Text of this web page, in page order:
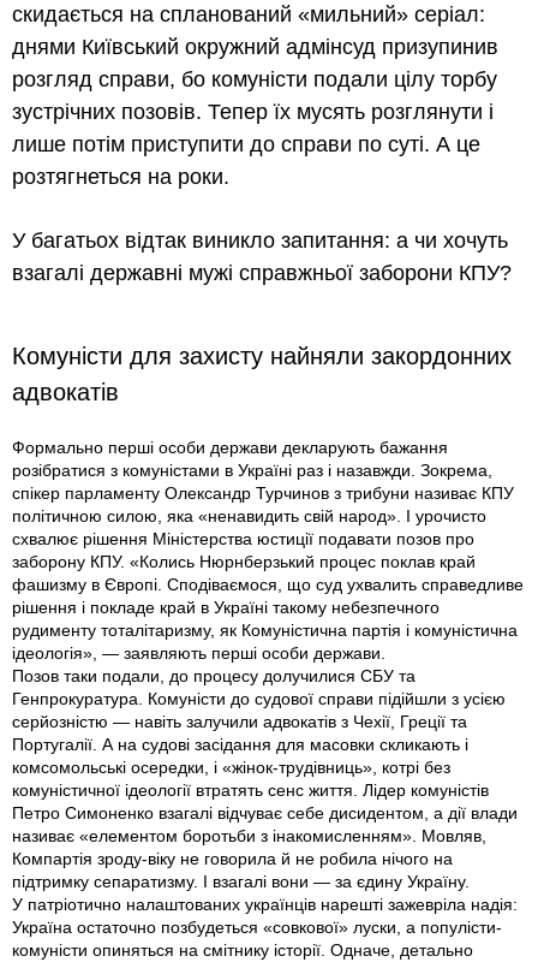
скидається на спланований «мильний» серіал:
днями Київський окружний адмінсуд призупинив
розгляд справи, бо комуністи подали цілу торбу
зустрічних позовів. Тепер їх мусять розглянути і
лише потім приступити до справи по суті. А це
розтягнеться на роки.
У багатьох відтак виникло запитання: а чи хочуть
взагалі державні мужі справжньої заборони КПУ?
Комуністи для захисту найняли закордонних
адвокатів
Формально перші особи держави декларують бажання
розібратися з комуністами в Україні раз і назавжди. Зокрема,
спікер парламенту Олександр Турчинов з трибуни називає КПУ
політичною силою, яка «ненавидить свій народ». І урочисто
схвалює рішення Міністерства юстиції подавати позов про
заборону КПУ. «Колись Нюрнберзький процес поклав край
фашизму в Європі. Сподіваємося, що суд ухвалить справедливе
рішення і покладе край в Україні такому небезпечного
рудименту тоталітаризму, як Комуністична партія і комуністична
ідеологія», — заявляють перші особи держави.
Позов таки подали, до процесу долучилися СБУ та
Генпрокуратура. Комуністи до судової справи підійшли з усією
серйозністю — навіть залучили адвокатів з Чехії, Греції та
Португалії. А на судові засідання для масовки скликають і
комсомольські осередки, і «жінок-трудівниць», котрі без
комуністичної ідеології втратять сенс життя. Лідер комуністів
Петро Симоненко взагалі відчуває себе дисидентом, а дії влади
називає «елементом боротьби з інакомисленням». Мовляв,
Компартія зроду-віку не говорила й не робила нічого на
підтримку сепаратизму. І взагалі вони — за єдину Україну.
У патріотично налаштованих українців нарешті зажевріла надія:
Україна остаточно позбудеться «совкової» луски, а популісти-
комуністи опиняться на смітнику історії. Одначе, детально